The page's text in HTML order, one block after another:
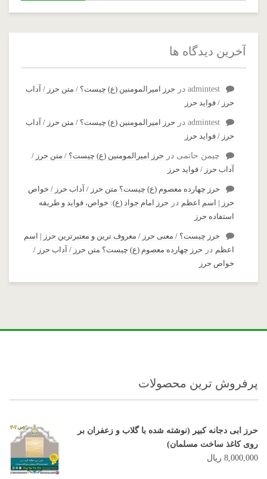
آخرین دیدگاه ها
admintest در حرز امیرالمومنین (ع) چیست؟ / متن حرز / آداب
حرز / فواید حرز
admintest در حرز امیرالمومنین (ع) چیست؟ / متن حرز / آداب
حرز / فواید حرز
چیمن حاتمی در حرز امیرالمومنین (ع) چیست؟ / متن حرز /
آداب حرز / فواید حرز
حرز چهارده معصوم (ع) چیست؟ متن حرز / آداب حرز / خواص
حرز | اسم اعظم در حرز امام جواد (ع): خواص، فواید و طریقه
استفاده حرز
حرز چیست؟ / معنی حرز / معروف ترین و معتبرترین حرز | اسم
اعظم در حرز چهارده معصوم (ع) چیست؟ متن حرز / آداب حرز /
خواص حرز
پرفروش ترین محصولات
حرز ابی دجانه کبیر (نوشته شده با گلاب و زعفران بر
روی کاغذ ساخت مسلمان)
8,000,000 ریال